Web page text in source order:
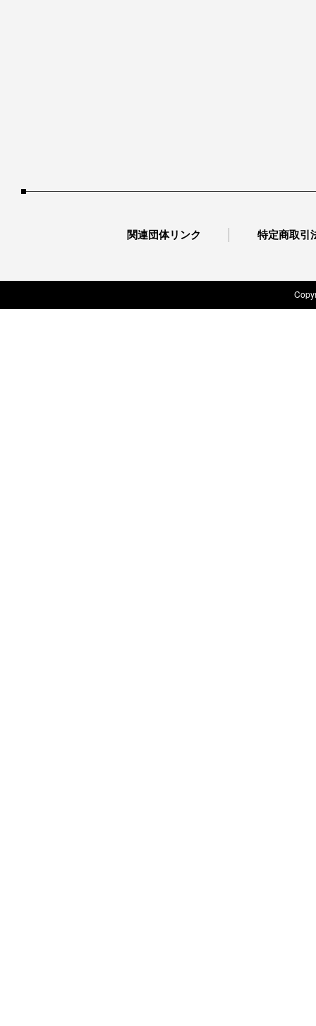
関連団体リンク 特定商取引